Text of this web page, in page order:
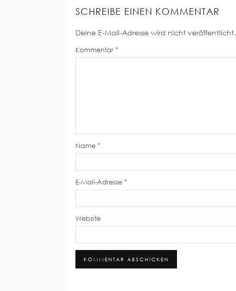
SCHREIBE EINEN KOMMENTAR
Deine E-Mail-Adresse wird nicht veröffentlicht.
Kommentar *
Name *
E-Mail-Adresse *
Website